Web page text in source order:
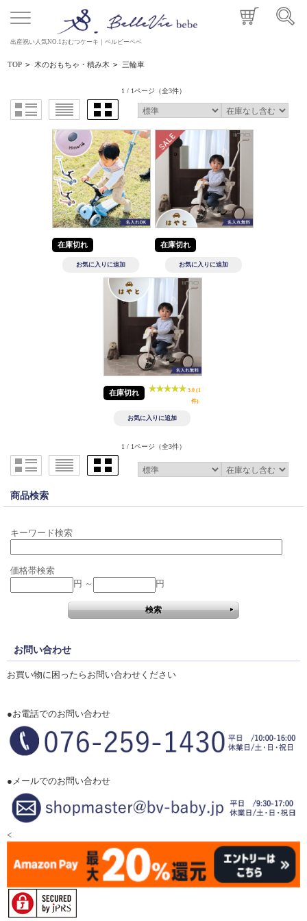
出産祝い人気NO.1おむつケーキ｜ベルビーベベ
TOP > 木のおもちゃ・積み木 > 三輪車
1 / 1ページ （全3件）
在庫切れ 在庫切れ
在庫切れ
5.0 (1
件)
1 / 1ページ （全3件）
商品検索
キーワード検索
価格帯検索
円 ～
円
お問い合わせ
お買い物に困ったらお問い合わせください
●お電話でのお問い合わせ
●メールでのお問い合わせ
<